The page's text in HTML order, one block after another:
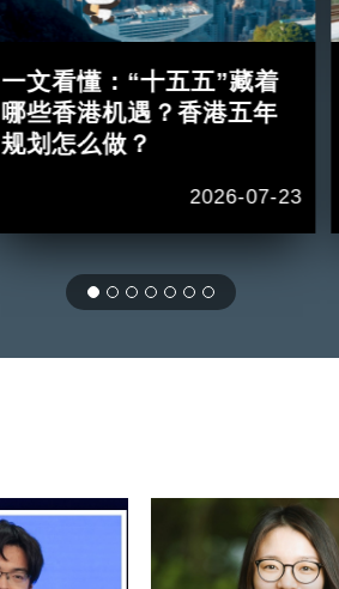
一文看懂：“十五五”藏着
哪些香港机遇？香港五年
规划怎么做？
2026-07-23